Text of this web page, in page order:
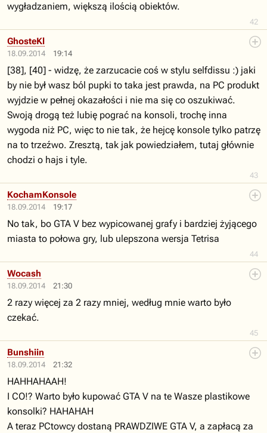
42
wygładzaniem, większą ilością obiektów.
18.09.2014 19:14
43
GhosteKl
[38], [40] - widzę, że zarzucacie coś w stylu selfdissu :) jaki
by nie był wasz ból pupki to taka jest prawda, na PC produkt
wyjdzie w pełnej okazałości i nie ma się co oszukiwać.
Swoją drogą też lubię pograć na konsoli, trochę inna
wygoda niż PC, więc to nie tak, że hejcę konsole tylko patrzę
na to trzeźwo. Zresztą, tak jak powiedziałem, tutaj głównie
chodzi o hajs i tyle.
18.09.2014 19:17
44
KochamKonsole
No tak, bo GTA V bez wypicowanej grafy i bardziej żyjącego
miasta to połowa gry, lub ulepszona wersja Tetrisa
18.09.2014 21:30
45
Wocash
2 razy więcej za 2 razy mniej, według mnie warto było
czekać.
18.09.2014 21:32
Bunshiin
HAHHAHAAH!
I CO!? Warto było kupować GTA V na te Wasze plastikowe
konsolki? HAHAHAH
A teraz PCtowcy dostaną PRAWDZIWE GTA V, a zapłacą za